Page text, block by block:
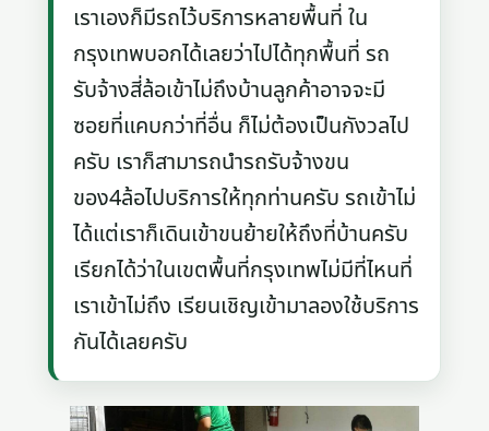
เราเองก็มีรถไว้บริการหลายพื้นที่ ใน
กรุงเทพบอกได้เลยว่าไปได้ทุกพื้นที่ รถ
รับจ้างสี่ล้อเข้าไม่ถึงบ้านลูกค้าอาจจะมี
ซอยที่แคบกว่าที่อื่น ก็ไม่ต้องเป็นกังวลไป
ครับ เราก็สามารถนำรถรับจ้างขน
ของ4ล้อไปบริการให้ทุกท่านครับ รถเข้าไม่
ได้แต่เราก็เดินเข้าขนย้ายให้ถึงที่บ้านครับ
เรียกได้ว่าในเขตพื้นที่กรุงเทพไม่มีที่ไหนที่
เราเข้าไม่ถึง เรียนเชิญเข้ามาลองใช้บริการ
กันได้เลยครับ